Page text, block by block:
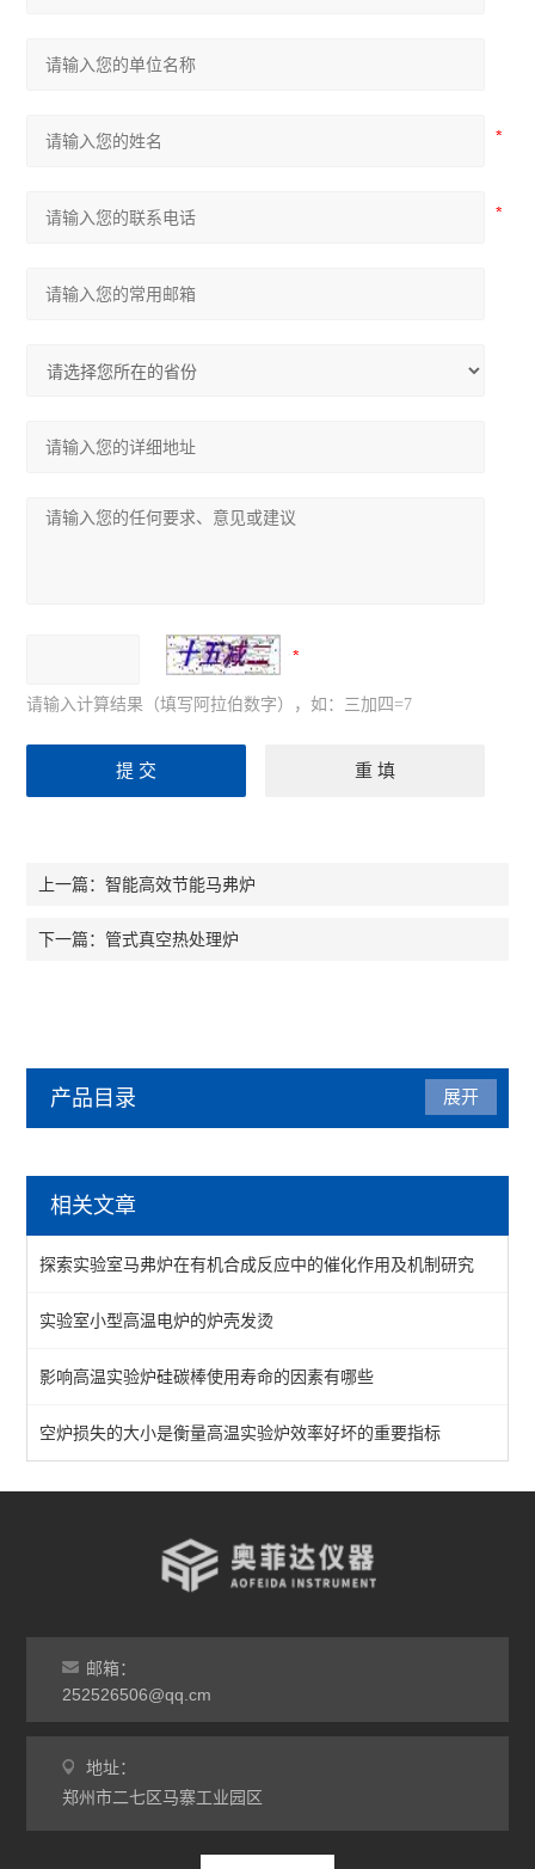
请输入计算结果（填写阿拉伯数字），如：三加四=7
上一篇：智能高效节能马弗炉
下一篇：管式真空热处理炉
产品目录
陶瓷纤维马弗炉
箱式马弗炉
分体式马弗炉
实验室马弗炉
箱式高温炉
灰分马弗炉
非标定做马弗炉
工业马弗炉
展开
相关文章
探索实验室马弗炉在有机合成反应中的催化作用及机制研究
实验室小型高温电炉的炉壳发烫
影响高温实验炉硅碳棒使用寿命的因素有哪些
空炉损失的大小是衡量高温实验炉效率好坏的重要指标
邮箱：
252526506@qq.cm
地址：
郑州市二七区马寨工业园区